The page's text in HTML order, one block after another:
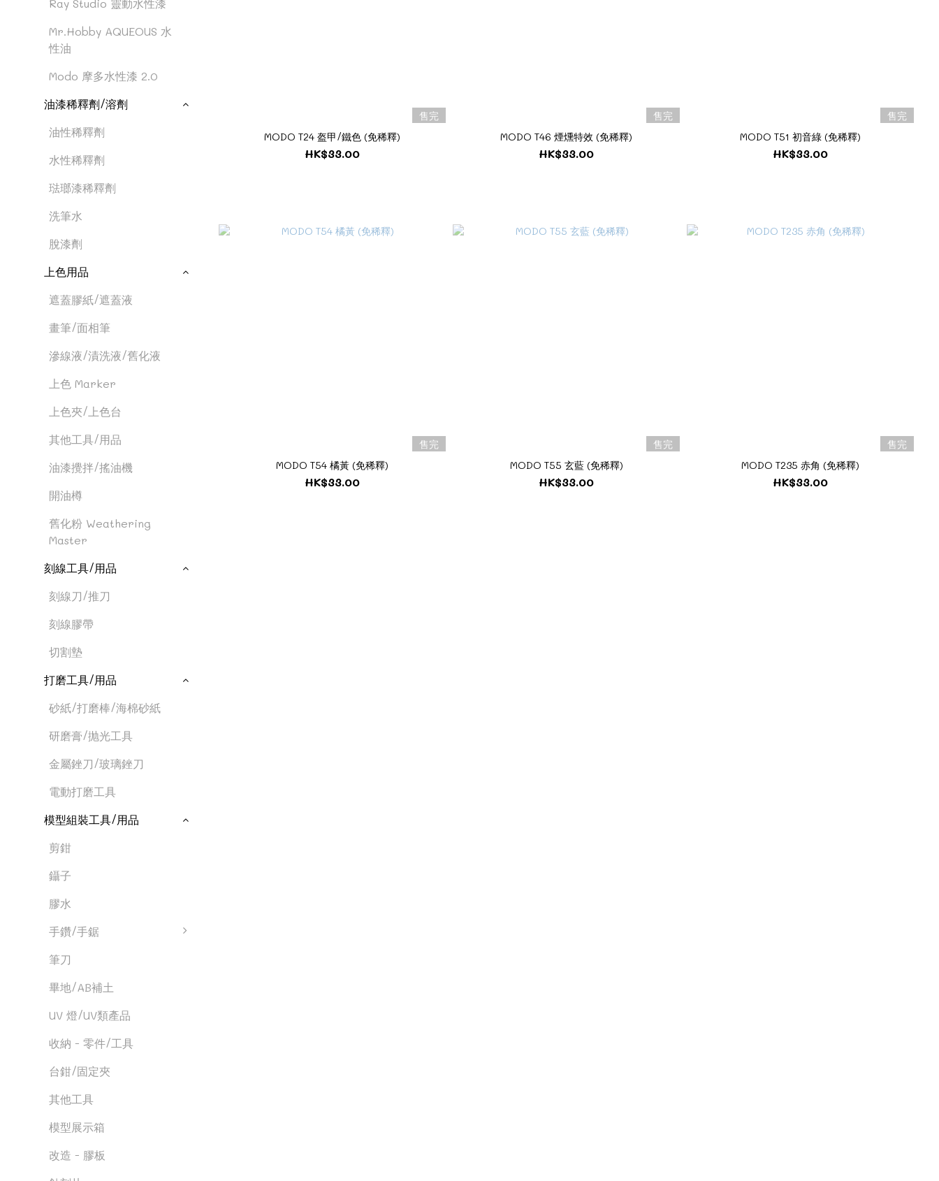
Ray Studio 靈動水性漆
Mr.Hobby AQUEOUS 水
性油
Modo 摩多水性漆 2.0
油漆稀釋劑/溶劑
油性稀釋劑
水性稀釋劑
琺瑯漆稀釋劑
洗筆水
脫漆劑
上色用品
遮蓋膠紙/遮蓋液
畫筆/面相筆
滲線液/漬洗液/舊化液
上色 Marker
上色夾/上色台
其他工具/用品
油漆攪拌/搖油機
開油樽
舊化粉 Weathering
Master
刻線工具/用品
刻線刀/推刀
刻線膠帶
切割墊
打磨工具/用品
砂紙/打磨棒/海棉砂紙
研磨膏/抛光工具
金屬銼刀/玻璃銼刀
電動打磨工具
模型組裝工具/用品
剪鉗
鑷子
膠水
手鑽/手鋸
筆刀
畢地/AB補土
UV 燈/UV類產品
收納 - 零件/工具
台鉗/固定夾
其他工具
模型展示箱
改造 - 膠板
售完
MODO T24 盔甲/鐵色 (免稀釋)
HK$33.00
售完
MODO T46 煙燻特效 (免稀釋)
HK$33.00
售完
MODO T51 初音綠 (免稀釋)
HK$33.00
售完
MODO T54 橘黃 (免稀釋)
HK$33.00
售完
MODO T55 玄藍 (免稀釋)
HK$33.00
售完
MODO T235 赤角 (免稀釋)
HK$33.00